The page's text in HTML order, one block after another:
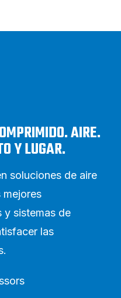
AIRE.
Y LUGAR.
soluciones de aire
y sistemas de
las